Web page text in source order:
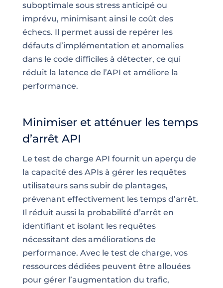
suboptimale sous stress anticipé ou
imprévu, minimisant ainsi le coût des
échecs. Il permet aussi de repérer les
défauts d’implémentation et anomalies
dans le code difficiles à détecter, ce qui
réduit la latence de l’API et améliore la
performance.
Minimiser et atténuer les temps
d’arrêt API
Le test de charge API fournit un aperçu de
la capacité des APIs à gérer les requêtes
utilisateurs sans subir de plantages,
prévenant effectivement les temps d’arrêt.
Il réduit aussi la probabilité d’arrêt en
identifiant et isolant les requêtes
nécessitant des améliorations de
performance. Avec le test de charge, vos
ressources dédiées peuvent être allouées
pour gérer l’augmentation du trafic,